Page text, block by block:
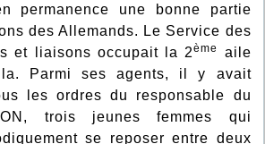
permanence une bonne partie
des Allemands. Le Service des
et liaisons occupait la 2ème
aile
Parmi ses agents, il y avait
les ordres du responsable du
trois jeunes femmes qui
se reposer entre deux